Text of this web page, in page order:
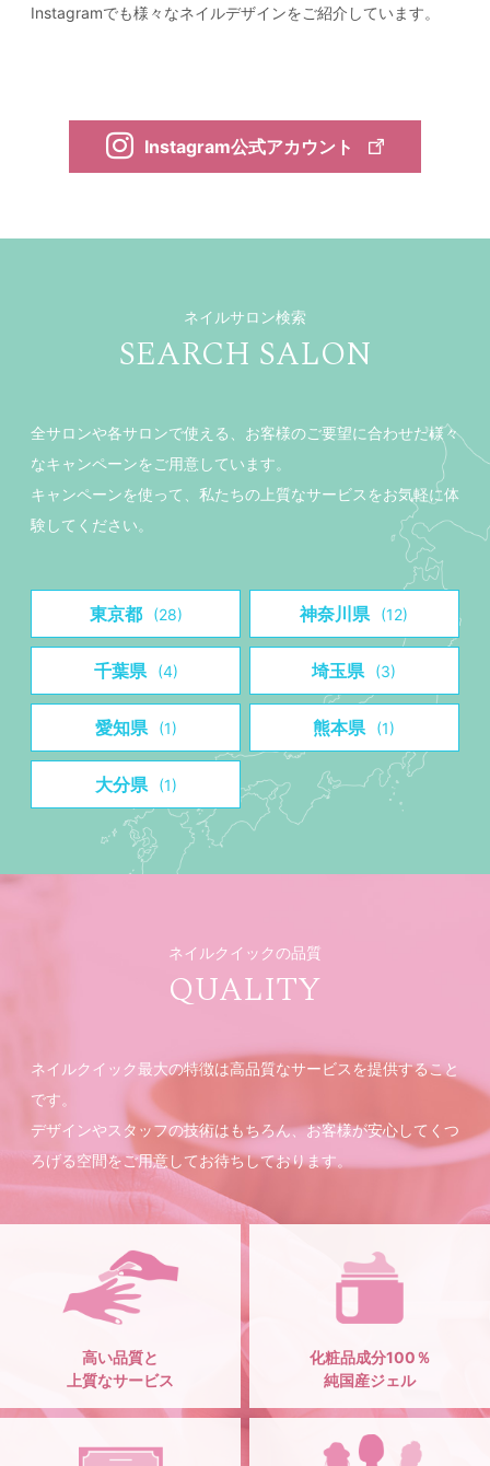
Instagramでも様々なネイルデザインをご紹介しています。
Instagram公式アカウント
ネイルサロン検索
SEARCH SALON
全サロンや各サロンで使える、お客様のご要望に合わせた様々
なキャンペーンをご用意しています。
キャンペーンを使って、私たちの上質なサービスをお気軽に体
験してください。
東京都 (28) 神奈川県 (12)
千葉県 (4) 埼玉県 (3)
愛知県 (1) 熊本県 (1)
大分県 (1)
ネイルクイックの品質
QUALITY
ネイルクイック最大の特徴は高品質なサービスを提供すること
です。
デザインやスタッフの技術はもちろん、お客様が安心してくつ
ろげる空間をご用意してお待ちしております。
高い品質と
上質なサービス
化粧品成分100％
純国産ジェル